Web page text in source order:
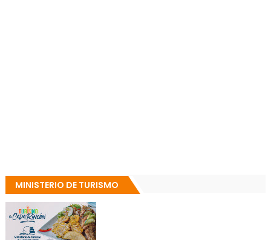
MINISTERIO DE TURISMO